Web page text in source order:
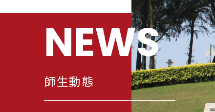
NEWS
師生動態